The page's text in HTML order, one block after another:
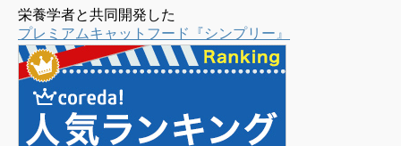
栄養学者と共同開発した
プレミアムキャットフード『シンプリー』